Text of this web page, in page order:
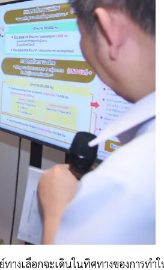
งเลือกจะเดินในทิศทางของการทำ